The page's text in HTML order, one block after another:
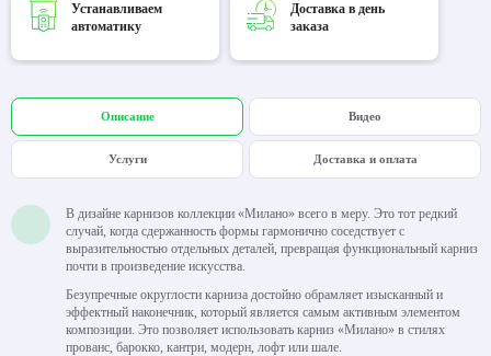
Устанавливаем
автоматику
Доставка в день
заказа
Описание Видео
Услуги Доставка и оплата
В дизайне карнизов коллекции «Милано» всего в меру. Это тот редкий
случай, когда сдержанность формы гармонично соседствует с
выразительностью отдельных деталей, превращая функциональный карниз
почти в произведение искусства.
Безупречные округлости карниза достойно обрамляет изысканный и
эффектный наконечник, который является самым активным элементом
композиции. Это позволяет использовать карниз «Милано» в стилях
прованс, барокко, кантри, модерн, лофт или шале.